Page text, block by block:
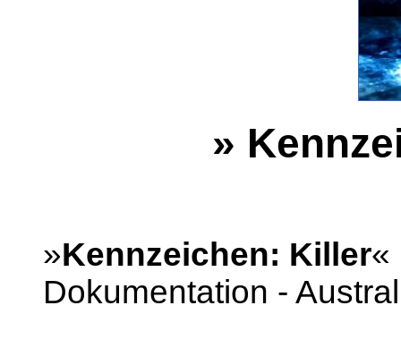
»
»Kennzeichen: Killer«
Dokumentation -